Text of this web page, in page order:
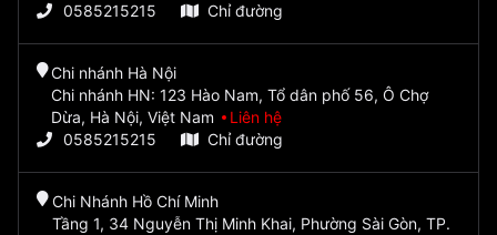
0585215215
Chỉ đường
Chi nhánh Hà Nội
Chi nhánh HN: 123 Hào Nam, Tổ dân phố 56, Ô Chợ
Dừa, Hà Nội, Việt Nam
Liên hệ
0585215215
Chỉ đường
Chi Nhánh Hồ Chí Minh
Tầng 1, 34 Nguyễn Thị Minh Khai, Phường Sài Gòn, TP.